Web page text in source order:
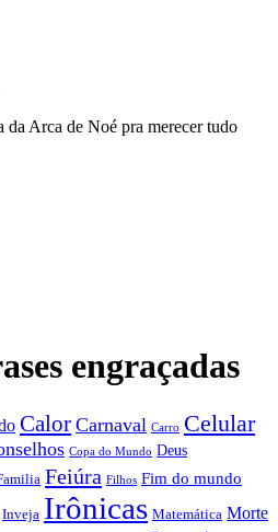
da Arca de Noé pra merecer tudo
engraçadas
Calor Carnaval Carro Celular
Copa do Mundo Deus
Feiúra Filhos Fim do mundo
Inveja Irônicas Matemática Morte